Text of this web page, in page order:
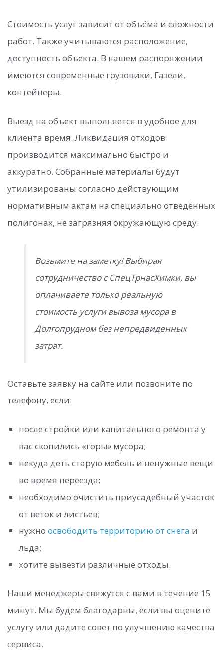
Стоимость услуг зависит от объёма и сложности
работ. Также учитываются расположение,
доступность объекта. В нашем распоряжении
имеются современные грузовики, Газели,
контейнеры.
Выезд на объект выполняется в удобное для
клиента время. Ликвидация отходов
производится максимально быстро и
аккуратно. Собранные материалы будут
утилизированы согласно действующим
нормативным актам на специально отведённых
полигонах, не загрязняя окружающую среду.
Возьмите на заметку! Выбирая
сотрудничество с СпецТрнасХимки, вы
оплачиваете только реальную
стоимость услуги вывоза мусора в
Долгопрудном без непредвиденных
затрат.
Оставьте заявку на сайте или позвоните по
телефону, если:
после стройки или капитального ремонта у
вас скопились «горы» мусора;
некуда деть старую мебель и ненужные вещи
во время переезда;
необходимо очистить приусадебный участок
от веток и листьев;
нужноосвободить территорию от снега и
льда;
хотите вывезти различные отходы.
Наши менеджеры свяжутся с вами в течение 15
минут. Мы будем благодарны, если вы оцените
услугу или дадите совет по улучшению качества
сервиса.